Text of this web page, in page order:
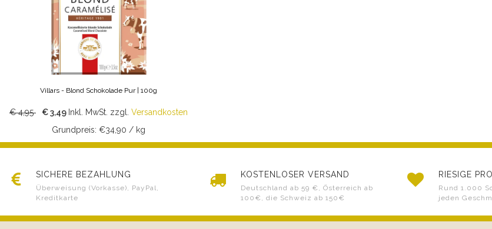
Villars - Blond Schokolade Pur | 100g
€ 4,95 € 3,49 Inkl. MwSt. zzgl. Versandkosten
Grundpreis: €34,90 / kg
SICHERE BEZAHLUNG
Überweisung (Vorkasse), PayPal,
Kreditkarte
KOSTENLOSER VERSAND
Deutschland ab 59 €, Österreich ab
100€, die Schweiz ab 150€
RIESIGE
Rund 1.000
jeden